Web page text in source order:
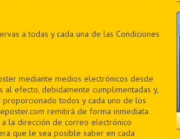
a todas y cada una de las Condiciones
mediante medios electrónicos desde
efecto, debidamente cumplimentadas y,
todos y cada uno de los
remitirá de forma inmediata
la dirección de correo electrónico
que le sea posible saber en cada